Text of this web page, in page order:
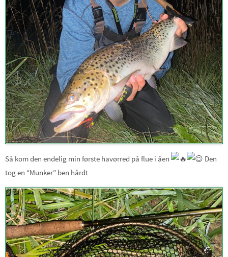
Så kom den endelig min første havørred på flue i åen
Den
tog en “Munker” ben hårdt